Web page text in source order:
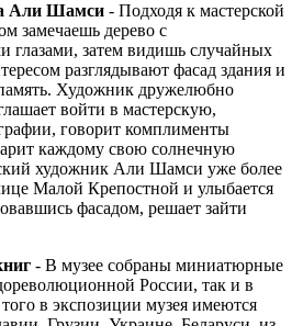
Али Шамси - Подходя к мастерской
замечаешь дерево с
глазами, затем видишь случайных
разглядывают фасад здания и
Художник дружелюбно
войти в мастерскую,
говорит комплименты
каждому свою солнечную
художник Али Шамси уже более
Малой Крепостной и улыбается
фасадом, решает зайти
- В музее собраны миниатюрные
России, так и в
в экспозиции музея имеются